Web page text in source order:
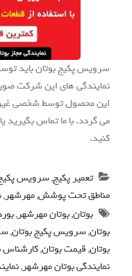
سرویس پکیج بوتان باید
نمایندگی های این شرکت
این محصول توسط شخصی غیر
می گردد. با ما تماس بگیرید
کنید.
تعمیر پکیج,سرویس
مناطق تحت پوشش,مهرشهر,
بوتان,بوتان مهرشهر,
بوتان,سرویس پکیج بوتان,
بوتان,قیمت بوتان,کارشناس
نمایندگی بوتان مهرشهر,